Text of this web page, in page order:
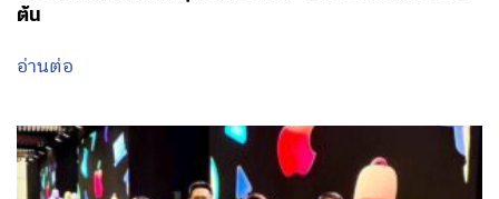
ต้น
อ่านต่อ